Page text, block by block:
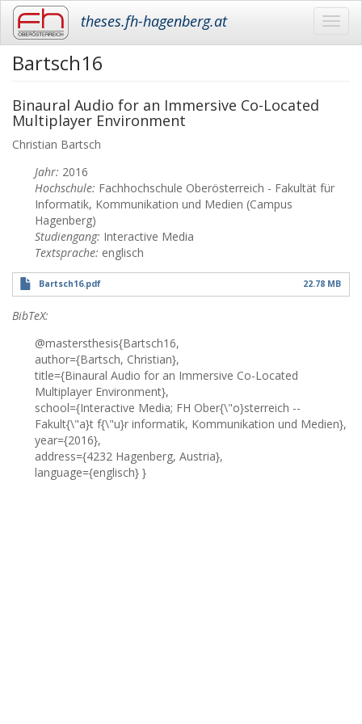
Skip
content
theses.fh-hagenberg.at
Bartsch16
Binaural Audio for an Immersive Co-Located
Multiplayer Environment
Christian Bartsch
Jahr: 2016
Hochschule: Fachhochschule Oberösterreich - Fakultät für
Informatik, Kommunikation und Medien (Campus
Hagenberg)
Studiengang: Interactive Media
Textsprache: englisch
Bartsch16.pdf 22.78 MB
BibTeX:
@mastersthesis{Bartsch16,
author={Bartsch, Christian},
title={Binaural Audio for an Immersive Co-Located
Multiplayer Environment},
school={Interactive Media; FH Ober{\"o}sterreich --
Fakult{\"a}t f{\"u}r informatik, Kommunikation und Medien},
year={2016},
address={4232 Hagenberg, Austria},
language={englisch} }